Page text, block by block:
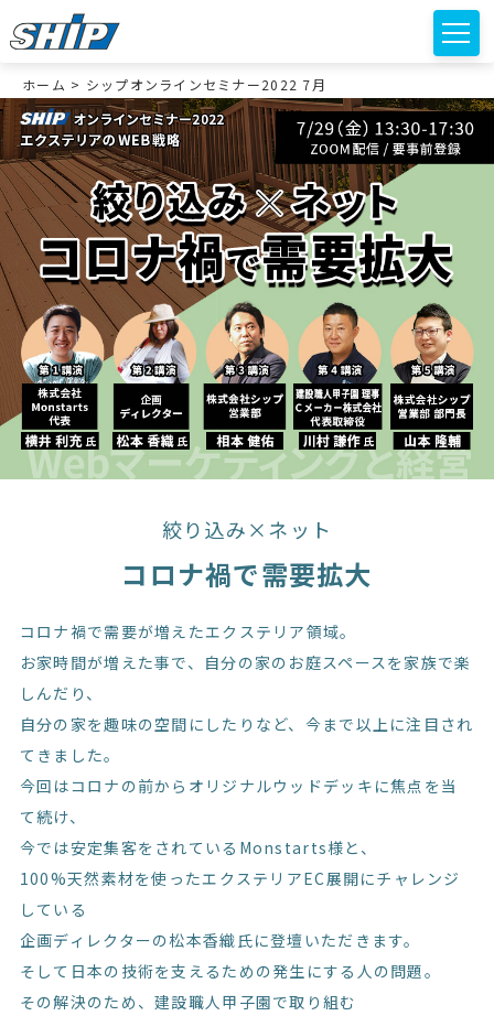
ホーム > シップオンラインセミナー2022 7月
絞り込み×ネット
コロナ禍で需要拡大
コロナ禍で需要が増えたエクステリア領域。
お家時間が増えた事で、自分の家のお庭スペースを家族で楽
しんだり、
自分の家を趣味の空間にしたりなど、今まで以上に注目され
てきました。
今回はコロナの前からオリジナルウッドデッキに焦点を当
て続け、
今では安定集客をされているMonstarts様と、
100%天然素材を使ったエクステリアEC展開にチャレンジ
している
企画ディレクターの松本香織氏に登壇いただきます。
そして日本の技術を支えるための発生にする人の問題。
その解決のため、建設職人甲子園で取り組む